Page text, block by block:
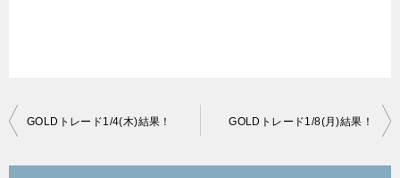
投
GOLDトレード1/4(木)結果！ GOLDトレード1/8(月)結果！